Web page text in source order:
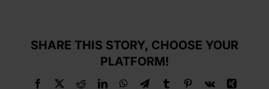
SHARE THIS STORY, CHOOSE YOUR
PLATFORM!
Facebook
X RedditLinkedInWhatsApp
TelegramTumblr Pinterest
Vk